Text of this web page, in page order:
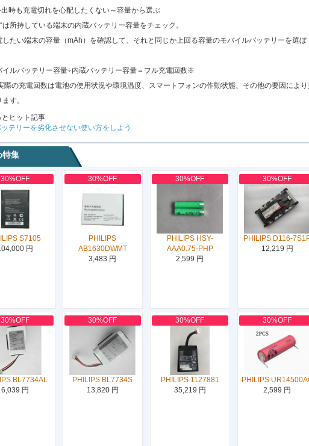
出時も充電切れを心配したくない～容量から選ぶ
は所持している端末の内蔵バッテリー容量をチェック。
したい端末の容量（mAh）を確認して、それと同じか上回る容量のモバイルバッテリーを選ぼ
イルバッテリー容量÷内蔵バッテリー容量＝フル充電回数※
際の充電回数は電池の使用状況や環境温度、スマートフォンの作動状態、その他の要因により
す。
とヒット記事
テリーを劣化させない使い方をしよう
特集
30%OFF
S7105
円
30%OFF
PHILIPS
AB1630DWMT
3,483 円
30%OFF
PHILIPS HSY-
AAA0.75-PHP
2,599 円
30%OFF
PHILIPS D116-
12,219 円
30%OFF
BL7734AL
6,039 円
30%OFF
PHILIPS BL7734S
13,820 円
30%OFF
PHILIPS 1127881
35,219 円
30%OFF
PHILIPS
2,599 円